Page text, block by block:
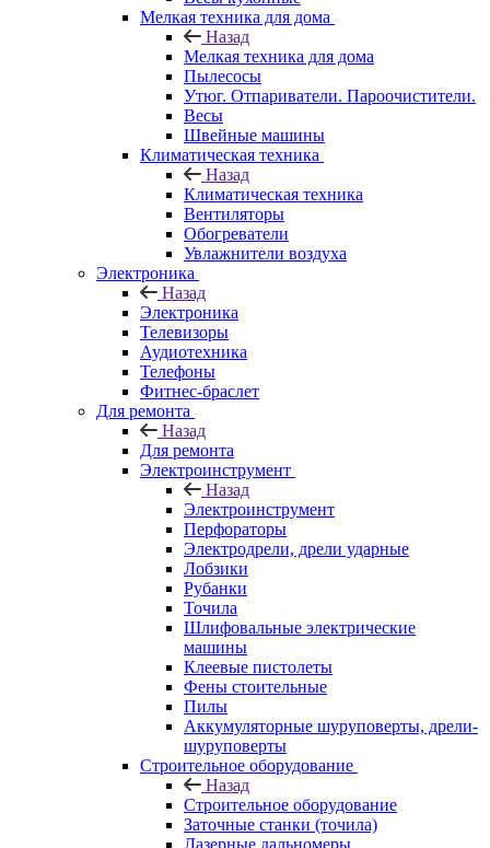
Мелкая техника для дома
Назад
Мелкая техника для дома
Пылесосы
Утюг. Отпариватели. Пароочистители.
Весы
Швейные машины
Климатическая техника
Назад
Климатическая техника
Вентиляторы
Обогреватели
Увлажнители воздуха
Электроника
Назад
Электроника
Телевизоры
Аудиотехника
Телефоны
Фитнес-браслет
Для ремонта
Назад
Для ремонта
Электроинструмент
Назад
Электроинструмент
Перфораторы
Электродрели, дрели ударные
Лобзики
Рубанки
Точила
Шлифовальные электрические
машины
Клеевые пистолеты
Фены стоительные
Пилы
Аккумуляторные шуруповерты, дрели-
шуруповерты
Строительное оборудование
Назад
Строительное оборудование
Заточные станки (точила)
Лазерные дальномеры